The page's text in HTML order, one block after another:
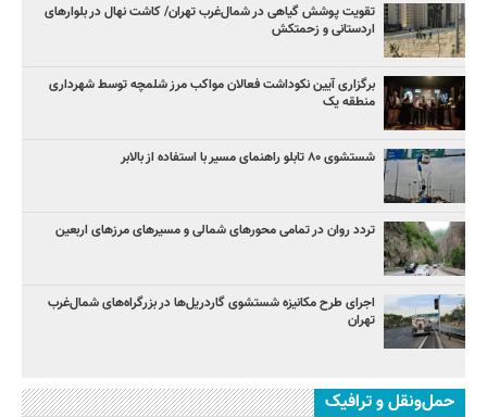
تقویت پوشش گیاهی در شمال‌غرب تهران/ کاشت نهال در بلوارهای
اردستانی و زحمتکش
برگزاری آیین نکوداشت فعالان مواکب مرز شلمچه توسط شهرداری
منطقه یک
شستشوی ۸۰ تابلو راهنمای مسیر با استفاده از بالابر
تردد روان در تمامی محورهای شمالی و مسیرهای مرزهای اربعین
اجرای طرح مکانیزه شستشوی گاردریل‌ها در بزرگراه‌های شمال‌غرب
تهران
حمل‌ونقل و ترافیک